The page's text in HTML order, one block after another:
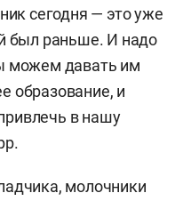
сегодня — это уже
был раньше. И надо
можем давать им
образование, и
в нашу
молочники